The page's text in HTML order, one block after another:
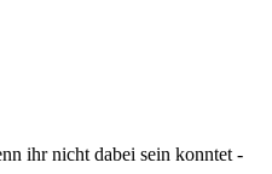
ihr nicht dabei sein konntet -